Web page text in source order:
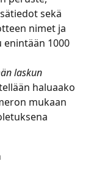
sekä
nimet ja
1000
laskun
haluaako
mukaan